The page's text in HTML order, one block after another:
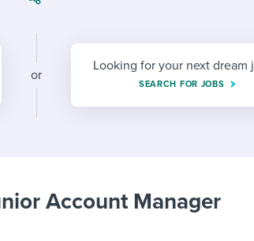
or
Looking for your next dream
SEARCH FOR JOBS
Account Manager